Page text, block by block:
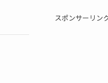
スポンサーリン